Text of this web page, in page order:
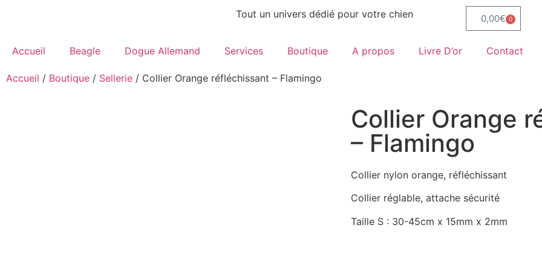
Tout un univers dédié pour votre chien 0,00€ 0
Accueil Beagle Dogue Allemand Services Boutique A propos Livre D’or Contact
Accueil / Boutique / Sellerie / Collier Orange réfléchissant – Flamingo
Collier Orange
– Flamingo
Collier nylon orange, réfléchissant
Collier réglable, attache sécurité
Taille S : 30-45cm x 15mm x 2mm